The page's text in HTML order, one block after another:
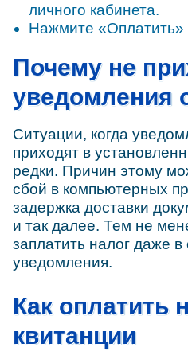
личного кабинета.
Нажмите «Оплатить»
Почему не
уведомления
Ситуации, когда
приходят в
редки. Причин этому
сбой в компьютерных
задержка доставки
и так далее. Тем не
заплатить налог даже
уведомления.
Как оплатить
квитанции